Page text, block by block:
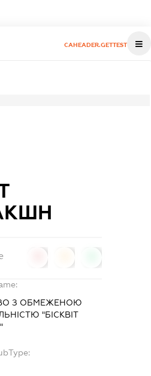
CAHEADER.GETTEST
З ОБМЕЖЕНОЮ
"БІСКВІТ